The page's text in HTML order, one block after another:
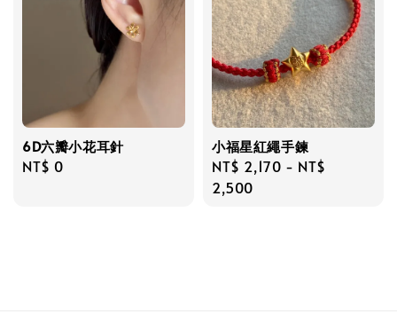
6D六瓣小花耳針
Regular
NT$ 0
小福星紅繩手鍊
Regular
price
NT$ 2,170 - NT$
2,500